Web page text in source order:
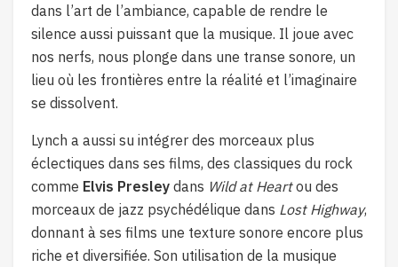
dans l’art de l’ambiance, capable de rendre le
silence aussi puissant que la musique. Il joue avec
nos nerfs, nous plonge dans une transe sonore, un
lieu où les frontières entre la réalité et l’imaginaire
se dissolvent.
Lynch a aussi su intégrer des morceaux plus
éclectiques dans ses films, des classiques du rock
comme Elvis Presley dans Wild at Heartou des
morceaux de jazz psychédélique dans Lost Highway,
donnant à ses films une texture sonore encore plus
riche et diversifiée. Son utilisation de la musique